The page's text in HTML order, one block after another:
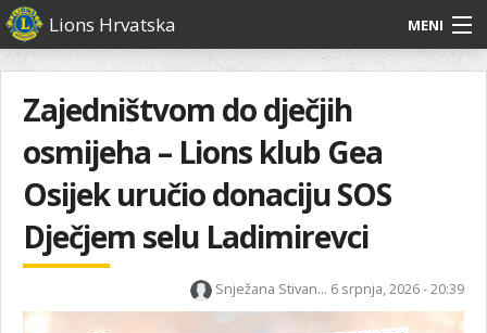
Skoči
na
glavni
Lions Hrvatska MENI
O nama
Lions Distrikt 126
Naši projekti
Aktivnosti
Glavni
izbornik
O
nama
Lions
Distrikt
126
Naši
projekti
Aktivnosti
Zajedništvom do dječjih
osmijeha – Lions klub Gea
Osijek uručio donaciju SOS
Dječjem selu Ladimirevci
Snježana Stivan... 6 srpnja, 2026 - 20:39